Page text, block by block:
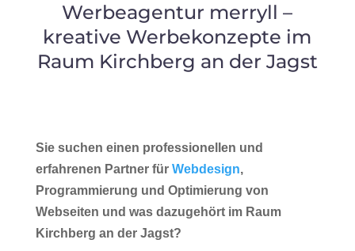
Werbeagentur merryll –
kreative Werbekonzepte im
Raum Kirchberg an der Jagst
Sie suchen einen professionellen und
erfahrenen Partner für Webdesign,
Programmierung und Optimierung von
Webseiten und was dazugehört im Raum
Kirchberg an der Jagst?